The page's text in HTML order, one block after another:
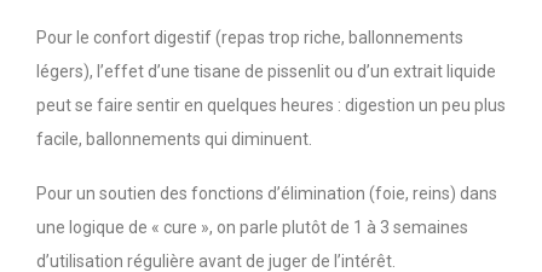
Pour le confort digestif (repas trop riche, ballonnements
légers), l’effet d’une tisane de pissenlit ou d’un extrait liquide
peut se faire sentir en quelques heures : digestion un peu plus
facile, ballonnements qui diminuent.
Pour un soutien des fonctions d’élimination (foie, reins) dans
une logique de « cure », on parle plutôt de 1 à 3 semaines
d’utilisation régulière avant de juger de l’intérêt.